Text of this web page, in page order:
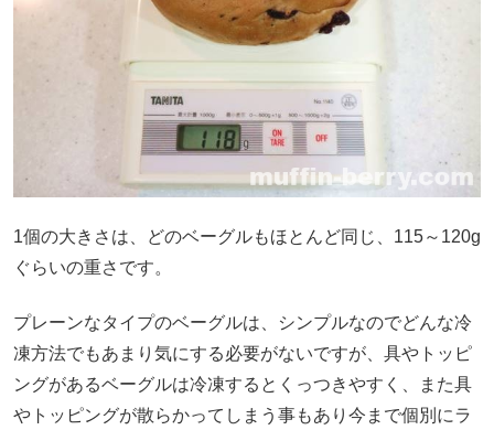
1個の大きさは、どのベーグルもほとんど同じ、115～120g
ぐらいの重さです。
プレーンなタイプのベーグルは、シンプルなのでどんな冷
凍方法でもあまり気にする必要がないですが、具やトッピ
ングがあるベーグルは冷凍するとくっつきやすく、また具
やトッピングが散らかってしまう事もあり今まで個別にラ